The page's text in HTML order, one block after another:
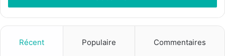
e
z
Récent Populaire Commentaires